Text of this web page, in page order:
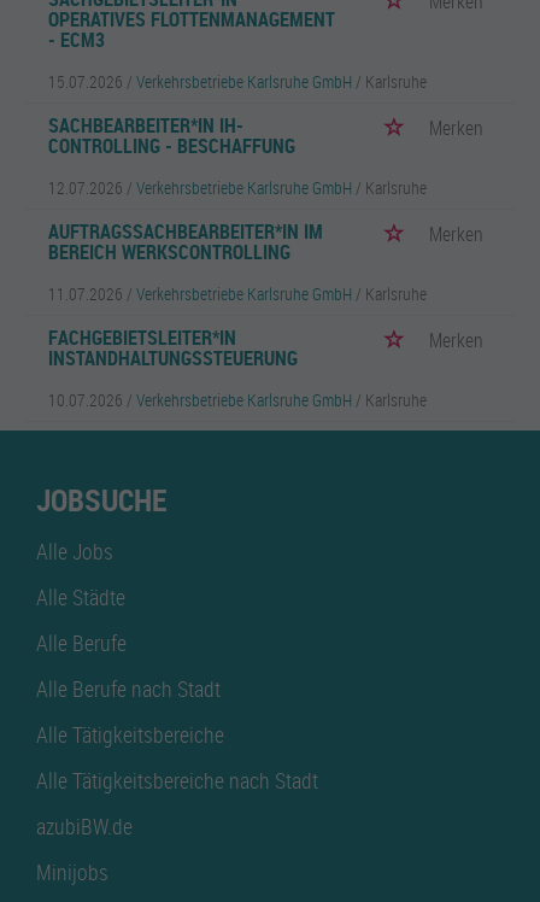
OPERATIVES FLOTTENMANAGEMENT
- ECM3
15.07.2026 / Verkehrsbetriebe Karlsruhe GmbH / Karlsruhe
SACHBEARBEITER*IN IH-
CONTROLLING - BESCHAFFUNG
Merken
12.07.2026 / Verkehrsbetriebe Karlsruhe GmbH / Karlsruhe
AUFTRAGSSACHBEARBEITER*IN IM
BEREICH WERKSCONTROLLING
Merken
11.07.2026 / Verkehrsbetriebe Karlsruhe GmbH / Karlsruhe
FACHGEBIETSLEITER*IN
INSTANDHALTUNGSSTEUERUNG
Merken
10.07.2026 / Verkehrsbetriebe Karlsruhe GmbH / Karlsruhe
JOBSUCHE
Alle Jobs
Alle Städte
Alle Berufe
Alle Berufe nach Stadt
Alle Tätigkeitsbereiche
Alle Tätigkeitsbereiche nach Stadt
azubiBW.de
Minijobs